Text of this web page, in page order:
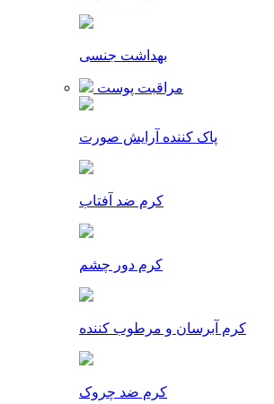
بهداشت جنسی
مراقبت پوست
پاک کننده آرایش صورت
کرم ضد آفتاب
کرم دور چشم
کرم آبرسان و مرطوب کننده
کرم ضد چروک